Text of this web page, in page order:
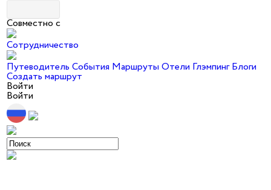
Совместно с
Сотрудничество
Путеводитель События Маршруты Отели Глэмпинг Блоги
Создать маршрут
Войти
Войти